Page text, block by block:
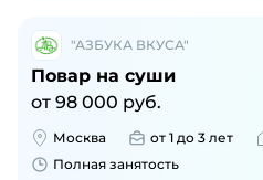
"АЗБУКА ВКУСА"
Повар на суши
от 98 000 руб.
Москва от 1 до 3 лет
Полная занятость